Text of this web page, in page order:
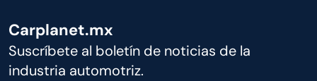
Carplanet.mx
Suscríbete al boletín de noticias de la
industria automotriz.